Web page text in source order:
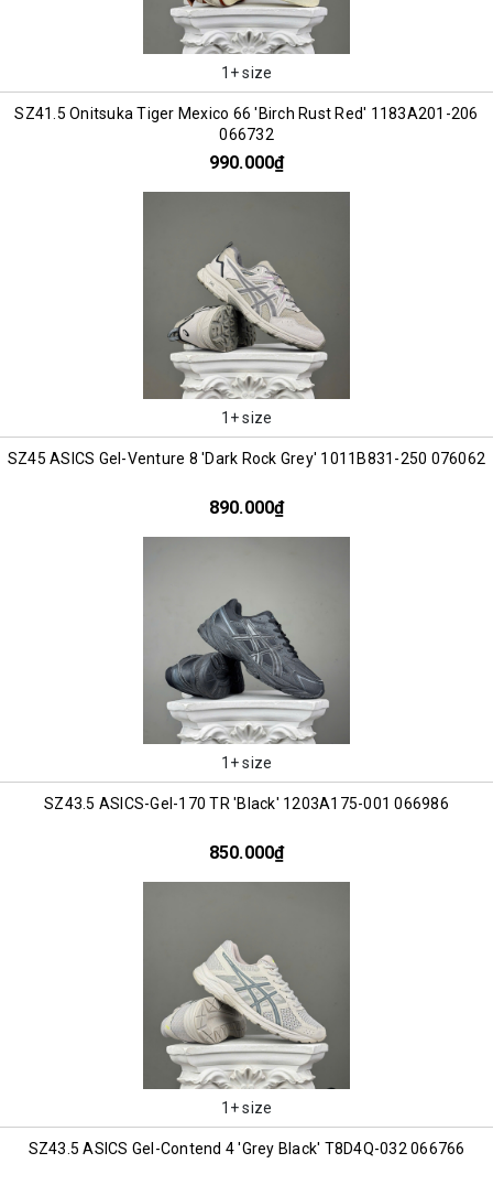
1+ size
SZ41.5 Onitsuka Tiger Mexico 66 'Birch Rust Red' 1183A201-206
066732
990.000₫
1+ size
SZ45 ASICS Gel-Venture 8 'Dark Rock Grey' 1011B831-250 076062
890.000₫
1+ size
SZ43.5 ASICS-Gel-170 TR 'Black' 1203A175-001 066986
850.000₫
1+ size
SZ43.5 ASICS Gel-Contend 4 'Grey Black' T8D4Q-032 066766